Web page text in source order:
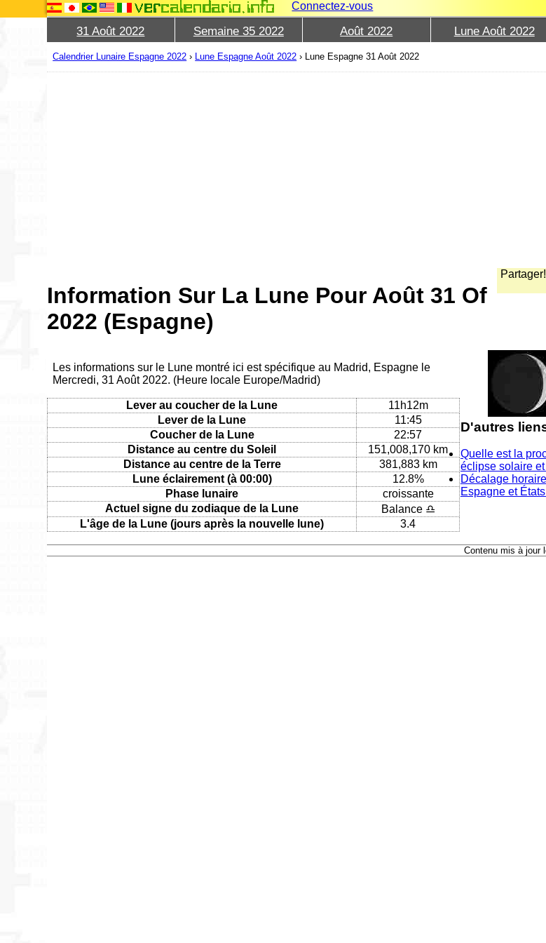
Connectez-vous
31 Août 2022 Semaine 35 2022 Août 2022 Lune Août 2022
Calendrier Lunaire Espagne 2022 › Lune Espagne Août 2022 › Lune Espagne 31 Août 2022
Partager!
Information Sur La Lune Pour Août 31 Of
2022 (Espagne)
Les informations sur le Lune montré ici est spécifique au Madrid, Espagne le
Mercredi, 31 Août 2022. (Heure locale Europe/Madrid)
Lever au coucher de la Lune
11h12m
Lever de la Lune
11:45
Coucher de la Lune
22:57
Distance au centre du Soleil
151,008,170 km
Distance au centre de la Terre
381,883 km
Lune éclairement (à 00:00)
12.8%
Phase lunaire
croissante
Actuel signe du zodiaque de la Lune
Balance ♎
L'âge de la Lune (jours après la nouvelle lune)
3.4
D'autres
Quelle est la
éclipse solaire
Décalage
Espagne et
Contenu mis à jour